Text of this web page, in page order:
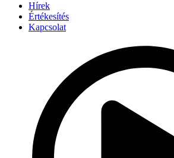
Hírek
Értékesítés
Kapcsolat